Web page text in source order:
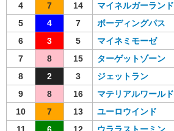
4
7 14 マイネルガーランド
5
4 7 ボーディングパス
6
3 5 マイネミモーゼ
7
8 15 ターゲットゾーン
8
2 3 ジェットラン
9
8 16 マテリアルワールド
10
7 13 ユーロウインド